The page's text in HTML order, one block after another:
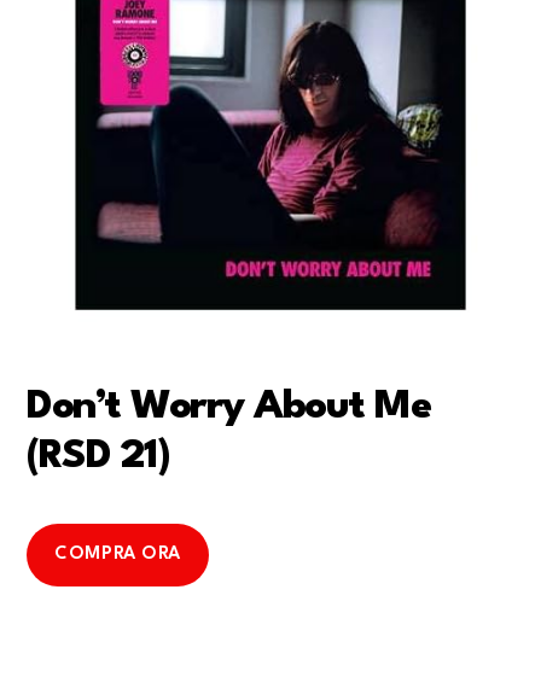
Don’t Worry About Me
(RSD 21)
COMPRA ORA